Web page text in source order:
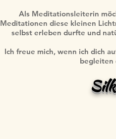
Als Meditationsleiterin
Meditationen diese kleinen
selbst erleben durfte und
Ich freue mich, wenn ich dich
begleiten